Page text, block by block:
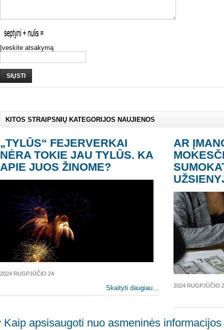
Įveskite atsakymą
SIŲSTI
KITOS STRAIPSNIŲ KATEGORIJOS NAUJIENOS
„TYLŪS“ FEJERVERKAI
NĖRA TOKIE JAU TYLŪS. KA
APIE JUOS ŽINOME?
2024 RUGPJŪČIO 24
Skaityti daugiau...
AR
2024 RUGPJŪČIO
Kaip apsisaugoti nuo asmeninės